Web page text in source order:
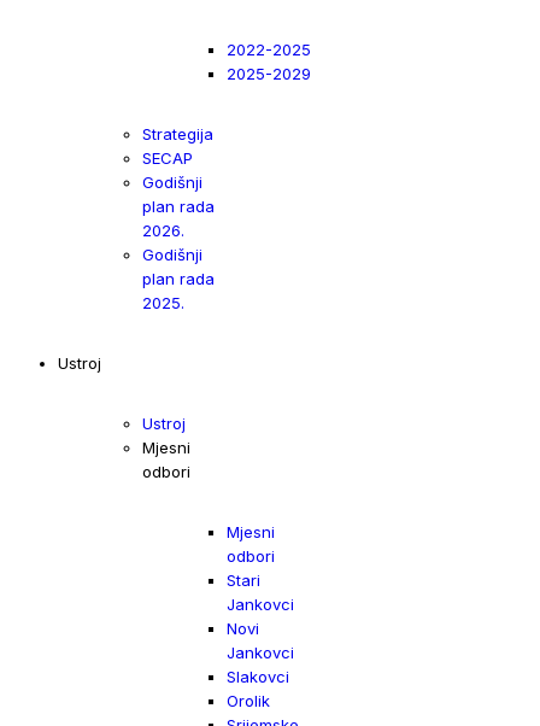
2022-2025
2025-2029
Strategija
SECAP
Godišnji
plan rada
2026.
Godišnji
plan rada
2025.
Ustroj
Ustroj
Mjesni
odbori
Mjesni
odbori
Stari
Jankovci
Novi
Jankovci
Slakovci
Orolik